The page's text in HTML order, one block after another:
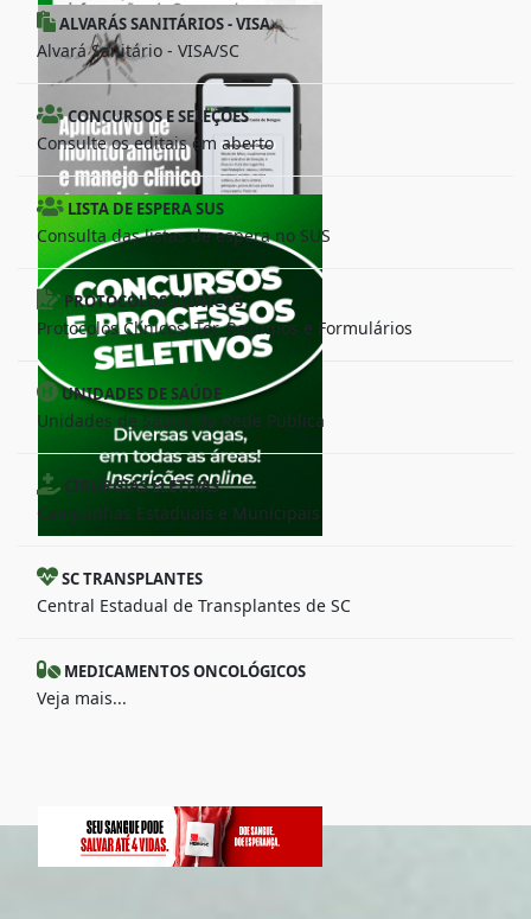
ALVARÁS SANITÁRIOS - VISA
Alvará Sanitário - VISA/SC
CONCURSOS E SELEÇÕES
Consulte os editais em aberto
LISTA DE ESPERA SUS
Consulta das listas de espera no SUS
PROTOCOLOS CLÍNICOS
Protocolos Clínicos, Ter, Resumos e Formulários
UNIDADES DE SAÚDE
Unidades de Saúde da Rede Pública
CIRURGIAS ELETIVAS
Campanhas Estaduais e Municipais
SC TRANSPLANTES
Central Estadual de Transplantes de SC
MEDICAMENTOS ONCOLÓGICOS
Veja mais...